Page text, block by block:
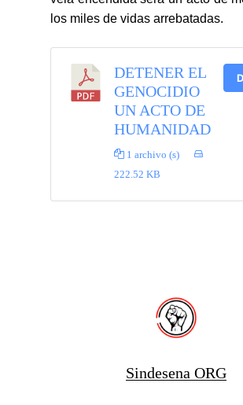
los miles de vidas arrebatadas.
DETENER EL
GENOCIDIO
UN ACTO DE
HUMANIDAD
1 archivo (s)
222.52 KB
Sindesena ORG